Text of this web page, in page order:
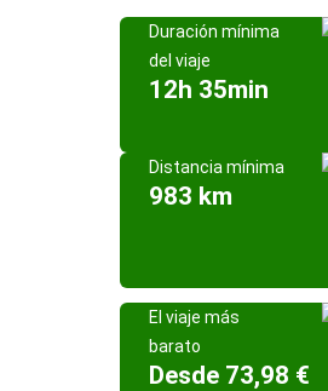
Duración mínima
del viaje
12h 35min
Distancia mínima
983 km
El viaje más
barato
Desde 73,98 €